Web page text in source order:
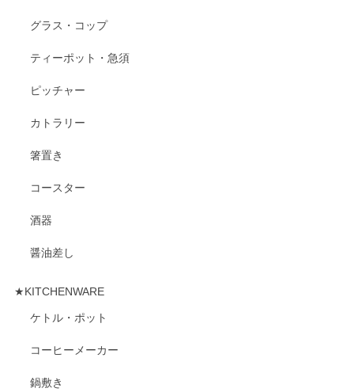
グラス・コップ
ティーポット・急須
ピッチャー
カトラリー
箸置き
コースター
酒器
醤油差し
★KITCHENWARE
ケトル・ポット
コーヒーメーカー
鍋敷き